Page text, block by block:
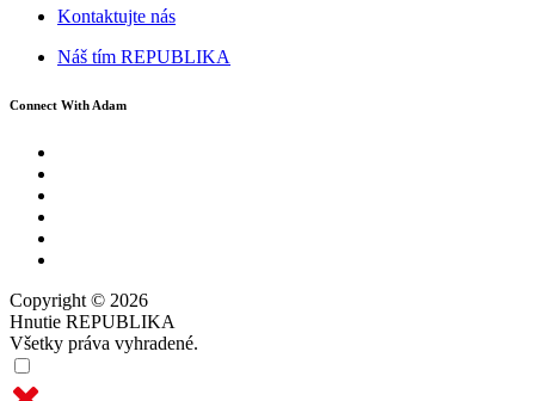
Kontaktujte nás
Náš tím REPUBLIKA
Connect With Adam
Copyright © 2026
Hnutie REPUBLIKA
Všetky práva vyhradené.